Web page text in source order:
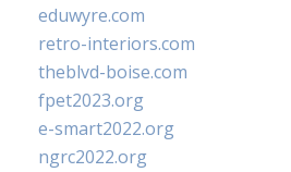
eduwyre.com
retro-interiors.com
theblvd-boise.com
fpet2023.org
e-smart2022.org
ngrc2022.org